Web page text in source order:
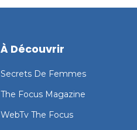
À Découvrir
Secrets De Femmes
The Focus Magazine
WebTv The Focus